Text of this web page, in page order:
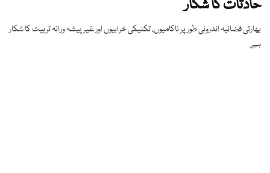
حادثات کا شکار
بھارتی فضائیہ اندرونی طور پر ناکامیوں، تکنیکی خرابیوں اور غیر پیشہ ورانہ تربیت کا شکار
ہے